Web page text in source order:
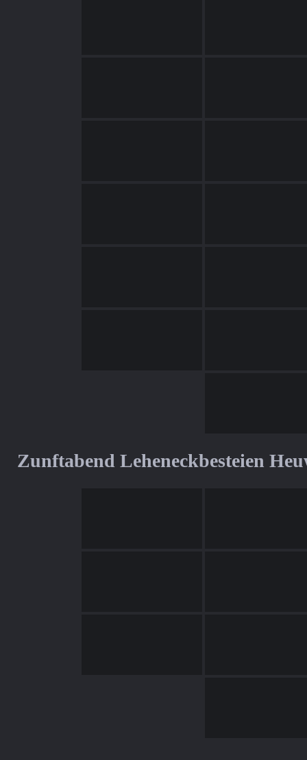
Zunftabend Leheneckbesteien